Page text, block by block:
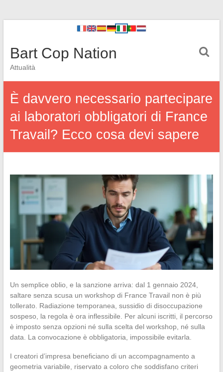
Bart Cop Nation
Attualità
È davvero necessario partecipare
ai laboratori obbligatori di France
Travail? Ecco cosa devi sapere
Un semplice oblio, e la sanzione arriva: dal 1 gennaio 2024,
saltare senza scusa un workshop di France Travail non è più
tollerato. Radiazione temporanea, sussidio di disoccupazione
sospeso, la regola è ora inflessibile. Per alcuni iscritti, il percorso
è imposto senza opzioni né sulla scelta del workshop, né sulla
data. La convocazione è obbligatoria, impossibile evitarla.
I creatori d’impresa beneficiano di un accompagnamento a
geometria variabile, riservato a coloro che soddisfano criteri